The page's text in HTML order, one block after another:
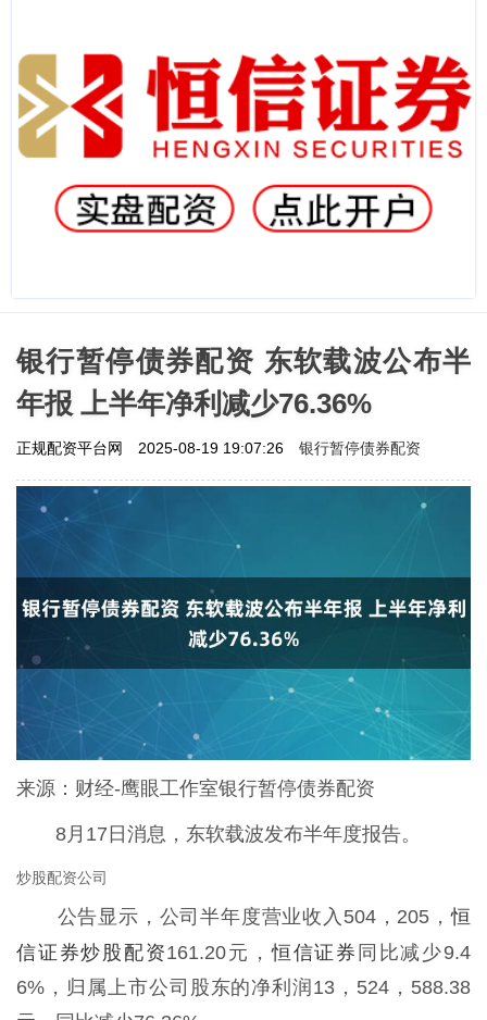
银行暂停债券配资 东软载波公布半
年报 上半年净利减少76.36%
正规配资平台网 2025-08-19 19:07:26 银行暂停债券配资
来源：财经-鹰眼工作室银行暂停债券配资
8月17日消息，东软载波发布半年度报告。
炒股配资公司
公告显示，公司半年度营业收入504，205，恒
信证券炒股配资161.20元，恒信证券 同比减少9.4
6%，归属上市公司股东的净利润13，524，588.38